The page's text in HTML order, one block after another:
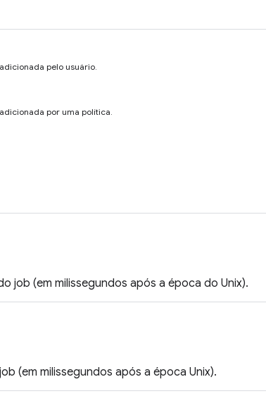
pelo usuário.
por uma política.
job (em milissegundos após a época do Unix).
(em milissegundos após a época Unix).